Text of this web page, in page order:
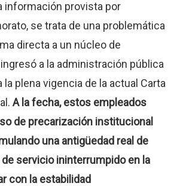
información provista por
se trata de una problemática
directa a un núcleo de
a la administración pública
la plena vigencia de la actual Carta
A la fecha, estos empleados
de precarización institucional
una antigüedad real de
servicio ininterrumpido en la
con la estabilidad